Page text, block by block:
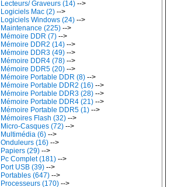
Lecteurs/ Graveurs (14) -->
Logiciels Mac (2) -->
Logiciels Windows (24) -->
Maintenance (225) -->
Mémoire DDR (7) -->
Mémoire DDR2 (14) -->
Mémoire DDR3 (49) -->
Mémoire DDR4 (78) -->
Mémoire DDR5 (20) -->
Mémoire Portable DDR (8) -->
Mémoire Portable DDR2 (16) -->
Mémoire Portable DDR3 (28) -->
Mémoire Portable DDR4 (21) -->
Mémoire Portable DDR5 (1) -->
Mémoires Flash (32) -->
Micro-Casques (72) -->
Multimédia (6) -->
Onduleurs (16) -->
Papiers (29) -->
Pc Complet (181) -->
Port USB (39) -->
Portables (647) -->
Processeurs (170) -->